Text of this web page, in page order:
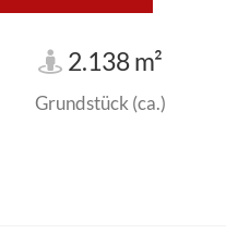
2.138 m²
Grundstück (ca.)